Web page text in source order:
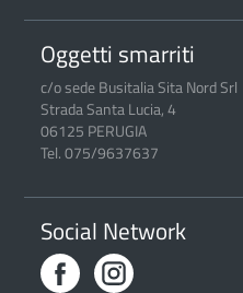
Oggetti smarriti
c/o sede Busitalia Sita Nord Srl
Strada Santa Lucia, 4
06125 PERUGIA
Tel. 075/9637637
Social Network